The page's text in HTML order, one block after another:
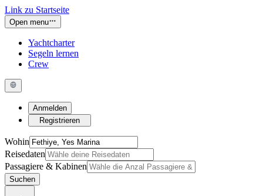
Link zu Startseite
Open menu
Yachtcharter
Segeln lernen
Crew
Anmelden
Registrieren
Wohin
Reisedaten
Passagiere & Kabinen
Suchen